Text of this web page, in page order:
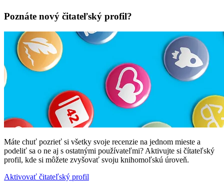
Poznáte nový čitateľský profil?
Máte chuť pozrieť si všetky svoje recenzie na jednom mieste a
podeliť sa o ne aj s ostatnými používateľmi? Aktivujte si čítateľský
profil, kde si môžete zvyšovať svoju knihomoľskú úroveň.
Aktivovať čitateľský profil